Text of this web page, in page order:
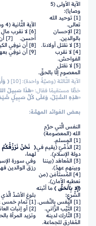
الآية الأولى (5
وصايا):
[1] توحيد الله
تعالى.
[2] الإحسان
بالوالدين.
[3] لا نقتل أولادنا.
[4] لا نقرب
الفواحش.
[5] لا نقتل
المعصوم إلَّا بالحقِّ.
الآية الثَّانية (4 وصايا):
[6] لا نقرب
أحسن. [7] أن نعدل إذا قلنا.
[8] أن نوفِي الكيل والميزان بالقسط.
[9] أن نوفِي بعهد الله تعالى.
الآية الثَّالثة (وصيَّةٌ واحدة): [10] ﴿
خطًّا مستقيمًا فقال: «هَذَا سَبِيلُ
«هَذِهِ السُّبُلُ، وَعَلَى كُلِّ سَبِيلٍ
بعض الفوائد المهمَّة:
النفس الَّتي حرَّم
الله (المعصومة)
[1] المسلم.
[2] الذِّمِّيّ (يقيم في
دولة الإسلام).
[3] المُعاهَد (بيننا
وبينهم عهدٌ).
[4] المُستَأمَن (من
نعطيه الأمان).
﴿ نَحْنُ نَرْزُقُكُمْ
لهما،
وفي سورة
رزق الوالدين
﴿إِلا بِالْحَقِّ ﴾ ما أثبته
الشَّرع:
[1] النَّفس بالنَّفس.
[2] الثَّيِّب الزَّاني.
[3] التَّارك لدينه
المُفارق للجماعة.
بلوغ الأشدِّ
[1] تمام خمس عشرة سنةً.
[2] أو إنبات العانة. [3] أو الإنزال.
وتزيد المرأة